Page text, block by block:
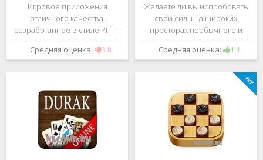
Игровое приложения
отличного качества,
разработанное в стиле РПГ –
это, конечно же, Dark
Avenger. В ней вы сможете
большое количество
проблем на свою
Средняя оценка: 3.8
Желаете ли вы испробовать
свои силы на широких
просторах необычного и
удивительного мира,
который наполнен
Если да, тогда вам к нам. Игра,
которую мы вам предложим
ниже и о
Средняя оценка: 4.4